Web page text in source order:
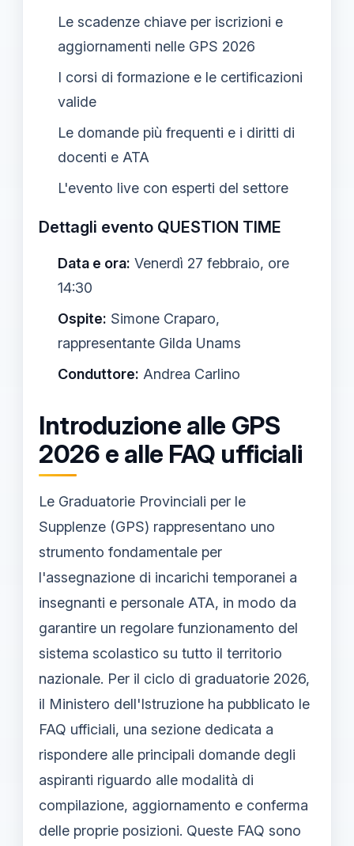
Le scadenze chiave per iscrizioni e
aggiornamenti nelle GPS 2026
I corsi di formazione e le certificazioni
valide
Le domande più frequenti e i diritti di
docenti e ATA
L'evento live con esperti del settore
Dettagli evento QUESTION TIME
Data e ora: Venerdì 27 febbraio, ore
14:30
Ospite: Simone Craparo,
rappresentante Gilda Unams
Conduttore: Andrea Carlino
Introduzione alle GPS
2026 e alle FAQ ufficiali
Le Graduatorie Provinciali per le
Supplenze (GPS) rappresentano uno
strumento fondamentale per
l'assegnazione di incarichi temporanei a
insegnanti e personale ATA, in modo da
garantire un regolare funzionamento del
sistema scolastico su tutto il territorio
nazionale. Per il ciclo di graduatorie 2026,
il Ministero dell'Istruzione ha pubblicato le
FAQ ufficiali, una sezione dedicata a
rispondere alle principali domande degli
aspiranti riguardo alle modalità di
compilazione, aggiornamento e conferma
delle proprie posizioni. Queste FAQ sono